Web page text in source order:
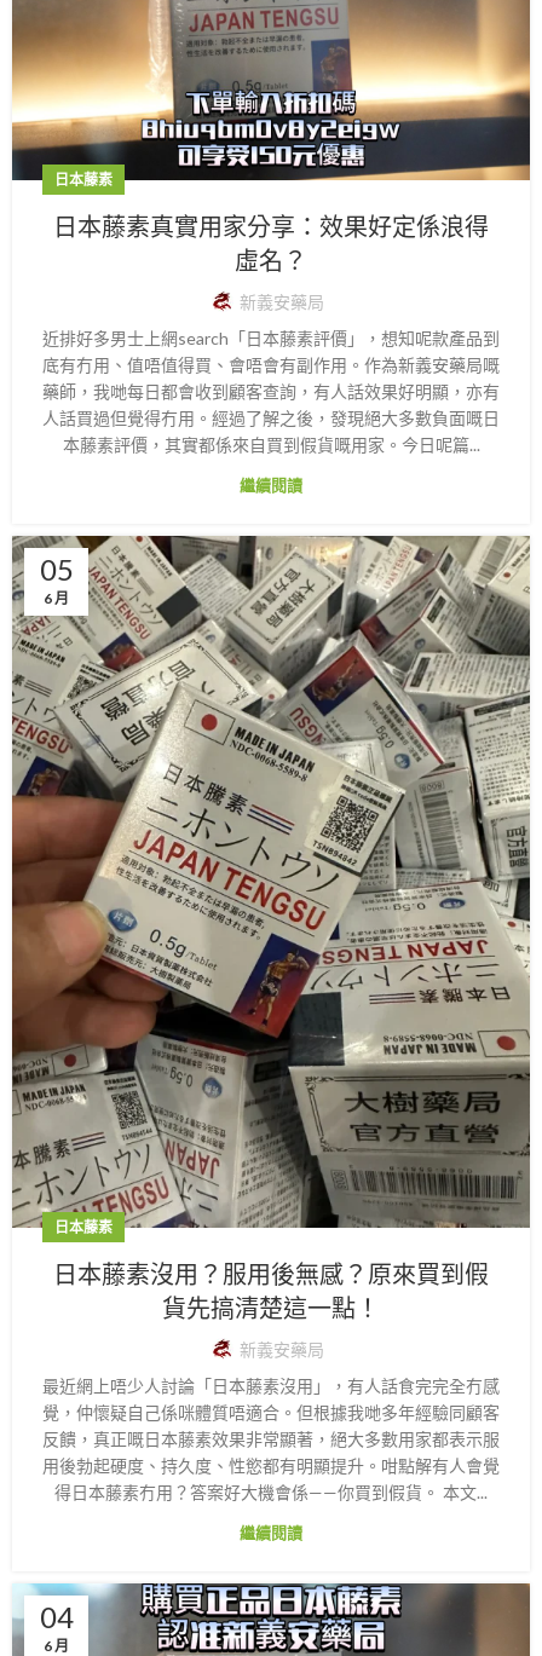
日本藤素
日本藤素真實用家分享：效果好定係浪得
虛名？
新義安藥局
近排好多男士上網search「日本藤素評價」，想知呢款產品到
底有冇用、值唔值得買、會唔會有副作用。作為新義安藥局嘅
藥師，我哋每日都會收到顧客查詢，有人話效果好明顯，亦有
人話買過但覺得冇用。經過了解之後，發現絕大多數負面嘅日
本藤素評價，其實都係來自買到假貨嘅用家。今日呢篇...
繼續閱讀
05
6 月
日本藤素
日本藤素沒用？服用後無感？原來買到假
貨先搞清楚這一點！
新義安藥局
最近網上唔少人討論「日本藤素沒用」，有人話食完完全冇感
覺，仲懷疑自己係咪體質唔適合。但根據我哋多年經驗同顧客
反饋，真正嘅日本藤素效果非常顯著，絕大多數用家都表示服
用後勃起硬度、持久度、性慾都有明顯提升。咁點解有人會覺
得日本藤素冇用？答案好大機會係——你買到假貨。 本文...
繼續閱讀
04
6 月